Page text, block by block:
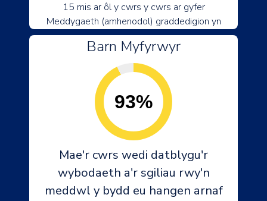
15 mis ar ôl y cwrs y cwrs ar gyfer
Meddygaeth (amhenodol) graddedigion yn
Barn Myfyrwyr
93%
Mae'r cwrs wedi datblygu'r
wybodaeth a'r sgiliau rwy'n
meddwl y bydd eu hangen arnaf